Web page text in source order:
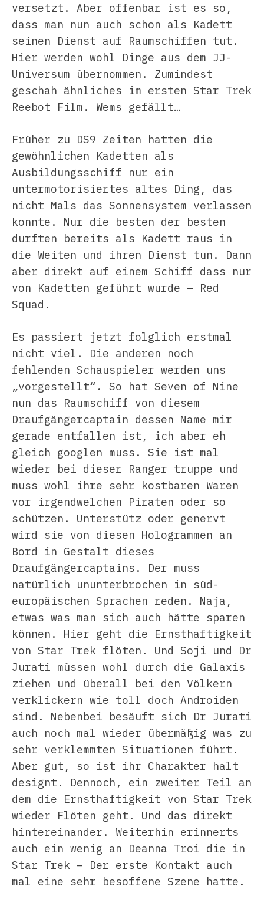
versetzt. Aber offenbar ist es so,
dass man nun auch schon als Kadett
seinen Dienst auf Raumschiffen tut.
Hier werden wohl Dinge aus dem JJ-
Universum übernommen. Zumindest
geschah ähnliches im ersten Star Trek
Reebot Film. Wems gefällt…
Früher zu DS9 Zeiten hatten die
gewöhnlichen Kadetten als
Ausbildungsschiff nur ein
untermotorisiertes altes Ding, das
nicht Mals das Sonnensystem verlassen
konnte. Nur die besten der besten
durften bereits als Kadett raus in
die Weiten und ihren Dienst tun. Dann
aber direkt auf einem Schiff dass nur
von Kadetten geführt wurde – Red
Squad.
Es passiert jetzt folglich erstmal
nicht viel. Die anderen noch
fehlenden Schauspieler werden uns
„vorgestellt“. So hat Seven of Nine
nun das Raumschiff von diesem
Draufgängercaptain dessen Name mir
gerade entfallen ist, ich aber eh
gleich googlen muss. Sie ist mal
wieder bei dieser Ranger truppe und
muss wohl ihre sehr kostbaren Waren
vor irgendwelchen Piraten oder so
schützen. Unterstütz oder genervt
wird sie von diesen Hologrammen an
Bord in Gestalt dieses
Draufgängercaptains. Der muss
natürlich ununterbrochen in süd-
europäischen Sprachen reden. Naja,
etwas was man sich auch hätte sparen
können. Hier geht die Ernsthaftigkeit
von Star Trek flöten. Und Soji und Dr
Jurati müssen wohl durch die Galaxis
ziehen und überall bei den Völkern
verklickern wie toll doch Androiden
sind. Nebenbei besäuft sich Dr Jurati
auch noch mal wieder übermäßig was zu
sehr verklemmten Situationen führt.
Aber gut, so ist ihr Charakter halt
designt. Dennoch, ein zweiter Teil an
dem die Ernsthaftigkeit von Star Trek
wieder Flöten geht. Und das direkt
hintereinander. Weiterhin erinnerts
auch ein wenig an Deanna Troi die in
Star Trek – Der erste Kontakt auch
mal eine sehr besoffene Szene hatte.